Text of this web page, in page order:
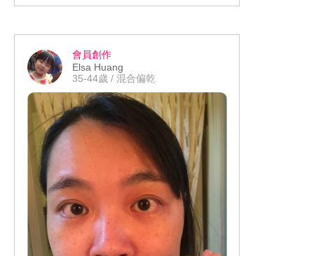
不可能就這麼幾天馬上不見 至少可以越
會員創作
Elsa Huang
35-44歲 / 混合偏乾